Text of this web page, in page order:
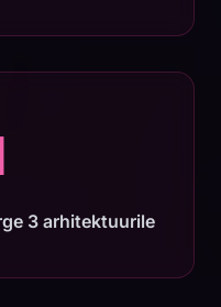
3 arhitektuurile